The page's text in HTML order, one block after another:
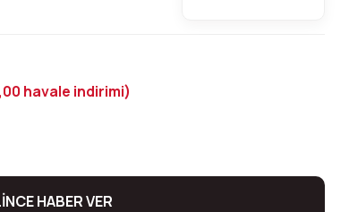
havale indirimi)
HABER VER